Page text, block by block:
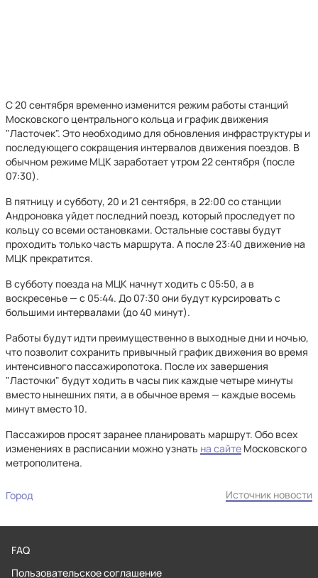
С 20 сентября временно изменится режим работы станций
Московского центрального кольца и график движения
"Ласточек". Это необходимо для обновления инфраструктуры и
последующего сокращения интервалов движения поездов. В
обычном режиме МЦК заработает утром 22 сентября (после
07:30).
В пятницу и субботу, 20 и 21 сентября, в 22:00 со станции
Андроновка уйдет последний поезд, который проследует по
кольцу со всеми остановками. Остальные составы будут
проходить только часть маршрута. А после 23:40 движение на
МЦК прекратится.
В субботу поезда на МЦК начнут ходить с 05:50, а в
воскресенье — с 05:44. До 07:30 они будут курсировать с
большими интервалами (до 40 минут).
Работы будут идти преимущественно в выходные дни и ночью,
что позволит сохранить привычный график движения во время
интенсивного пассажиропотока. После их завершения
"Ласточки" будут ходить в часы пик каждые четыре минуты
вместо нынешних пяти, а в обычное время — каждые восемь
минут вместо 10.
Пассажиров просят заранее планировать маршрут. Обо всех
изменениях в расписании можно узнать на сайте Московского
метрополитена.
Город Источник новости
FAQ
Пользовательское соглашение